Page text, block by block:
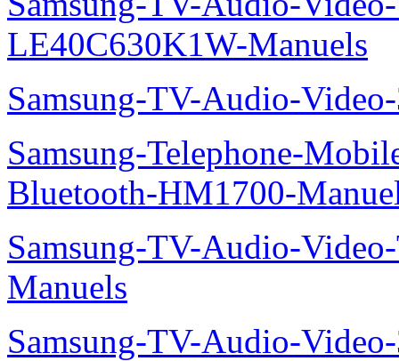
LE40C630K1W-Manuels
Samsung-TV-Audio-
Samsung-Telephone-
Bluetooth-HM1700-
Samsung-TV-Audio-
Manuels
Samsung-TV-Audio-